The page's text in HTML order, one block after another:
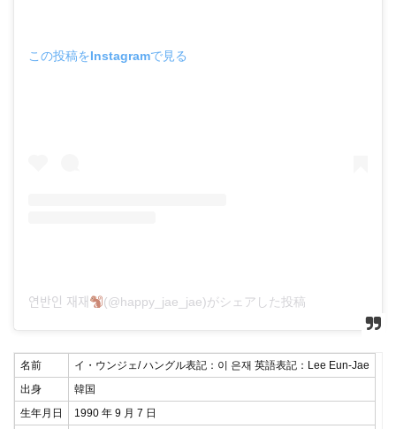
この投稿をInstagramで見る
연반인 재재 (@happy_jae_jae)がシェアした投稿
名前
イ・ウンジェ/ ハングル表記：이 은재 英語表記：Lee Eun-Jae
出身
韓国
生年月日
1990 年 9 月 7 日